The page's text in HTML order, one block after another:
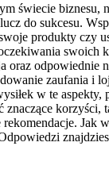
świecie biznesu,
do sukcesu.
produkty czy
swoich
oraz odpowiednie
zaufania i
w te aspekty,
znaczące korzyści,
Jak